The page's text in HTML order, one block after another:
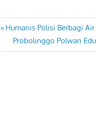
Navigasi
pos
Previous
Post:
Humanis Polisi Berbagi
Next
Post:
Probolinggo Polwan